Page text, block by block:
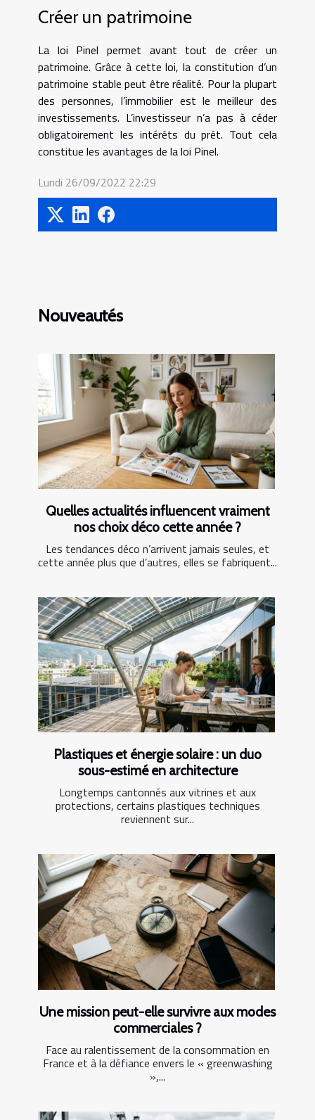
Créer un patrimoine
La loi Pinel permet avant tout de créer un
patrimoine. Grâce à cette loi, la constitution d’un
patrimoine stable peut être réalité. Pour la plupart
des personnes, l’immobilier est le meilleur des
investissements. L’investisseur n’a pas à céder
obligatoirement les intérêts du prêt. Tout cela
constitue les avantages de la loi Pinel.
Lundi 26/09/2022 22:29
Nouveautés
Quelles actualités influencent vraiment
nos choix déco cette année ?
Les tendances déco n’arrivent jamais seules, et
cette année plus que d’autres, elles se fabriquent...
Plastiques et énergie solaire : un duo
sous-estimé en architecture
Longtemps cantonnés aux vitrines et aux
protections, certains plastiques techniques
reviennent sur...
Une mission peut-elle survivre aux modes
commerciales ?
Face au ralentissement de la consommation en
France et à la défiance envers le « greenwashing
»,...